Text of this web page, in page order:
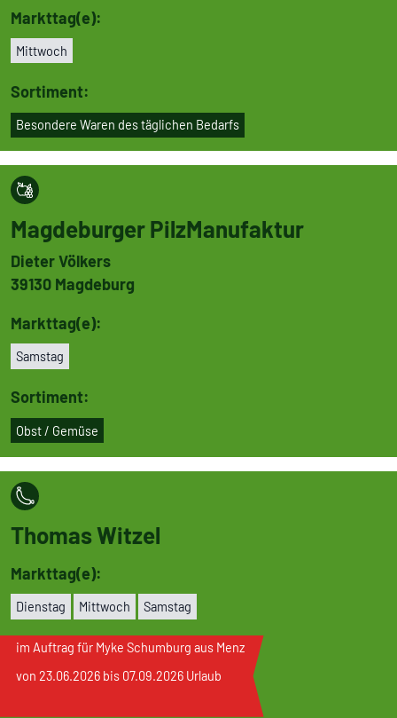
Markttag(e):
Mittwoch
Sortiment:
Besondere Waren des täglichen Bedarfs
Magde­burger Pilz­Ma­nu­faktur
Dieter Völkers
39130 Magdeburg
Markttag(e):
Samstag
Sortiment:
Obst / Gemüse
Thomas Witzel
Markttag(e):
Dienstag Mittwoch Samstag
im Auftrag für Myke Schumburg aus Menz
von 23.06.2026 bis 07.09.2026 Urlaub